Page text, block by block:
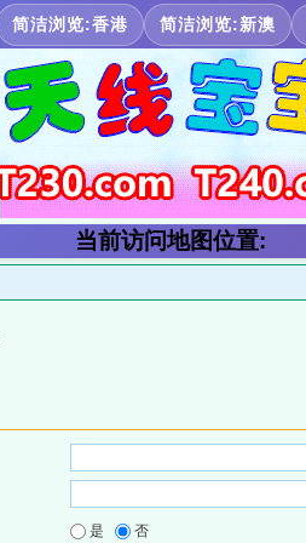
简洁浏览:香港 简洁浏览:新澳
当前访问地图位置:
是 否